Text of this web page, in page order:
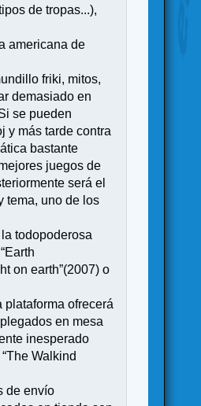
de tropas...),
americana de
friki, mitos,
demasiado en
se pueden
y más tarde contra
bastante
juegos de
será el
tema, uno de los
todopoderosa
on earth”(2007) o
plataforma ofrecerá
en mesa
inesperado
Walkind
de envío